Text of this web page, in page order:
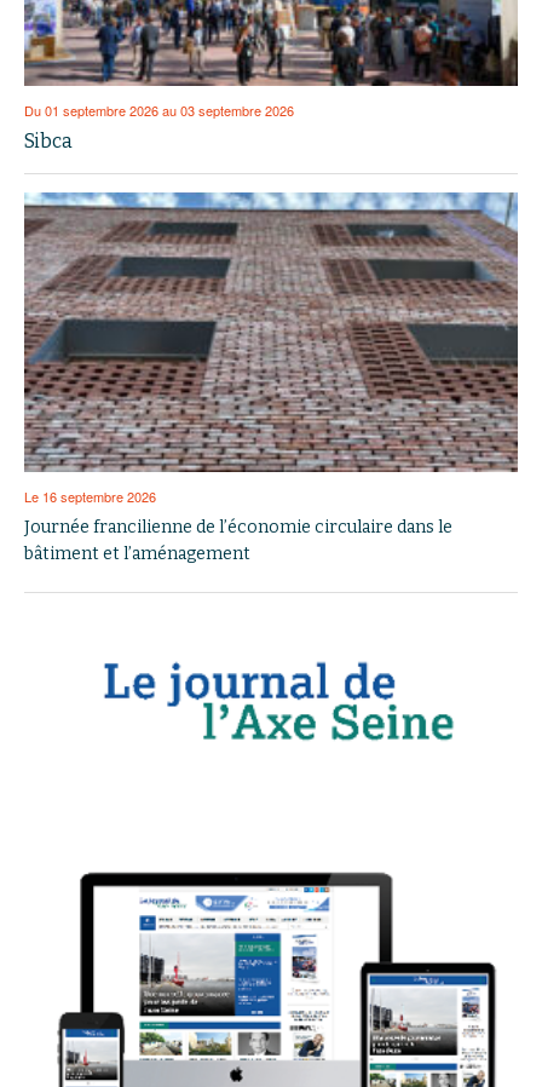
Du 01 septembre 2026 au 03 septembre 2026
Sibca
Le 16 septembre 2026
Journée francilienne de l’économie circulaire dans le
bâtiment et l’aménagement